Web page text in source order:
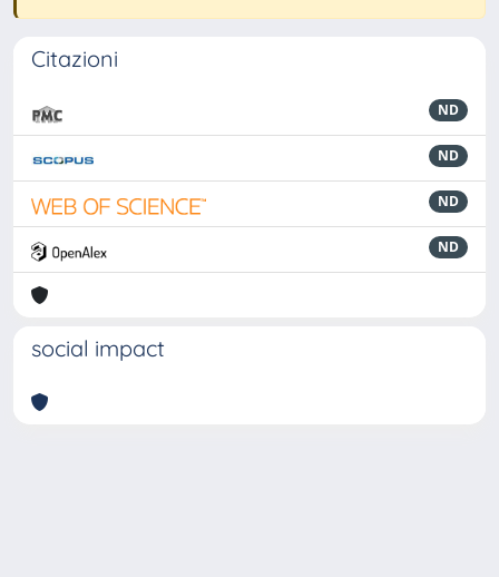
Citazioni
ND
ND
ND
ND
social impact